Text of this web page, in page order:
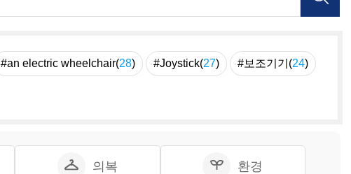
#an electric wheelchair(28) #Joystick(27) #보조기기(24)
의복 환경